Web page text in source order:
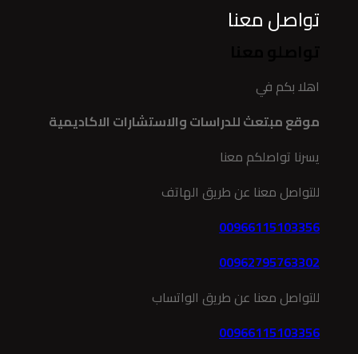
تواصل معنا
اهلا بكم في
موقع مبتعث للدراسات والاستشارات الاكاديمية
يسرنا تواصلكم معنا
للتواصل معنا عن طريق الهاتف
00966115103356
00962795763302
للتواصل معنا عن طريق الواتساب
00966115103356